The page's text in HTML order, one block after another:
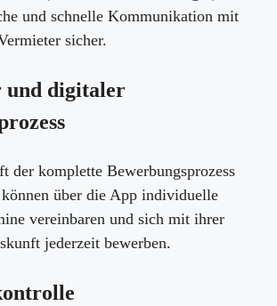
und schnelle Kommunikation mit
sicher.
und digitaler
der komplette Bewerbungsprozess
über die App individuelle
vereinbaren und sich mit ihrer
jederzeit bewerben.